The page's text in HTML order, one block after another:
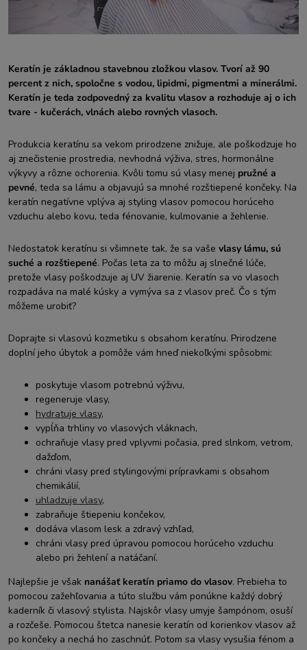
Keratín je základnou stavebnou zložkou vlasov. Tvorí až 90
percent z nich, spoločne s vodou, lipidmi, pigmentmi a minerálmi.
Keratín je teda zodpovedný za kvalitu vlasov a rozhoduje aj o ich
tvare - kučerách, vlnách alebo rovných vlasoch.
Produkcia keratínu sa vekom prirodzene znižuje, ale poškodzuje ho
aj znečistenie prostredia, nevhodná výživa, stres, hormonálne
výkyvy a rôzne ochorenia. Kvôli tomu sú vlasy menej pružné a
pevné, teda sa lámu a objavujú sa mnohé rozštiepené končeky. Na
keratín negatívne vplýva aj styling vlasov pomocou horúceho
vzduchu alebo kovu, teda fénovanie, kulmovanie a žehlenie.
Nedostatok keratínu si všimnete tak, že sa vaše vlasy lámu, sú
suché a rozštiepené. Počas leta za to môžu aj slnečné lúče,
pretože vlasy poškodzuje aj UV žiarenie. Keratín sa vo vlasoch
rozpadáva na malé kúsky a vymýva sa z vlasov preč. Čo s tým
môžeme urobiť?
Doprajte si vlasovú kozmetiku s obsahom keratínu. Prirodzene
doplní jeho úbytok a pomôže vám hneď niekoľkými spôsobmi:
poskytuje vlasom potrebnú výživu,
regeneruje vlasy,
hydratuje vlasy,
vypĺňa trhliny vo vlasových vláknach,
ochraňuje vlasy pred vplyvmi počasia, pred slnkom, vetrom,
dažďom,
chráni vlasy pred stylingovými prípravkami s obsahom
chemikálií,
uhladzuje vlasy,
zabraňuje štiepeniu končekov,
dodáva vlasom lesk a zdravý vzhľad,
chráni vlasy pred úpravou pomocou horúceho vzduchu
alebo pri žehlení a natáčaní.
Najlepšie je však nanášať keratín priamo do vlasov. Prebieha to
pomocou zažehľovania a túto službu vám ponúkne každý dobrý
kaderník či vlasový stylista. Najskôr vlasy umyje šampónom, osuší
a rozčeše. Pomocou štetca nanesie keratín od korienkov vlasov až
po končeky a nechá ho zaschnúť. Potom sa vlasy vysušia fénom a